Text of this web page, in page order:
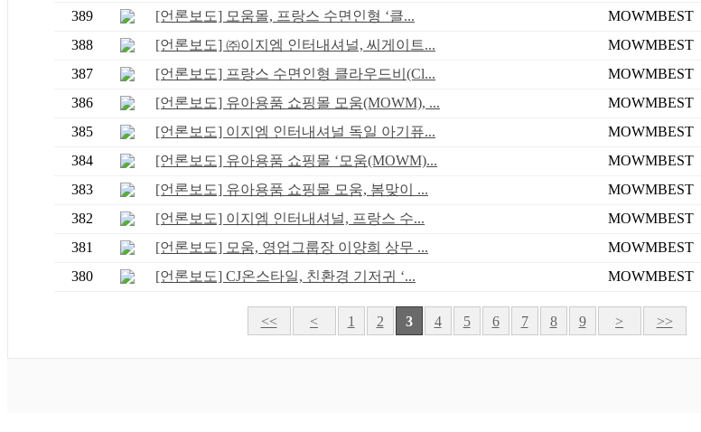
389
[언론보도] 모움몰, 프랑스 수면인형 ‘클... MOWMBEST
388
[언론보도] ㈜이지엠 인터내셔널, 씨게이트... MOWMBEST
387
[언론보도] 프랑스 수면인형 클라우드비(Cl... MOWMBEST
386
[언론보도] 유아용품 쇼핑몰 모움(MOWM), ... MOWMBEST
385
[언론보도] 이지엠 인터내셔널 독일 아기퓨... MOWMBEST
384
[언론보도] 유아용품 쇼핑몰 ‘모움(MOWM)... MOWMBEST
383
[언론보도] 유아용품 쇼핑몰 모움, 봄맞이 ... MOWMBEST
382
[언론보도] 이지엠 인터내셔널, 프랑스 수... MOWMBEST
381
[언론보도] 모움, 영업그룹장 이양희 상무 ... MOWMBEST
380
[언론보도] CJ온스타일, 친환경 기저귀 ‘... MOWMBEST
<< < 1 2 3 4 5 6 7 8 9 > >>